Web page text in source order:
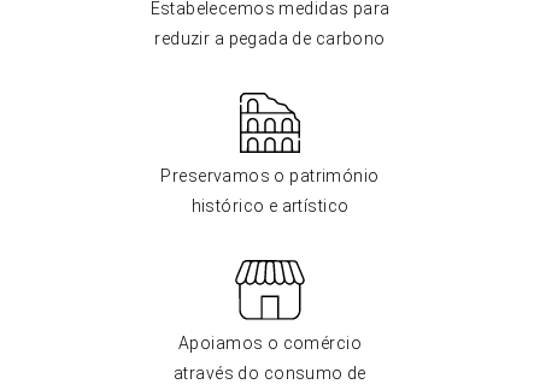
Estabelecemos medidas para
reduzir a pegada de carbono
Preservamos o património
histórico e artístico
Apoiamos o comércio
através do consumo de